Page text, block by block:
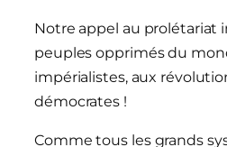
Notre appel au prolétariat
peuples opprimés du
impérialistes, aux
démocrates !
Comme tous les grands